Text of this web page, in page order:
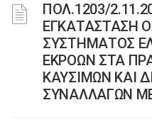
ΠΟΛ.1203/
ΕΓΚΑΤΑΣΤΑΣΗ
ΣΥΣΤΗΜΑΤΟΣ
ΕΚΡΟΩΝ ΣΤΑ
ΚΑΥΣΙΜΩΝ ΚΑΙ
ΣΥΝΑΛΛΑΓΩΝ